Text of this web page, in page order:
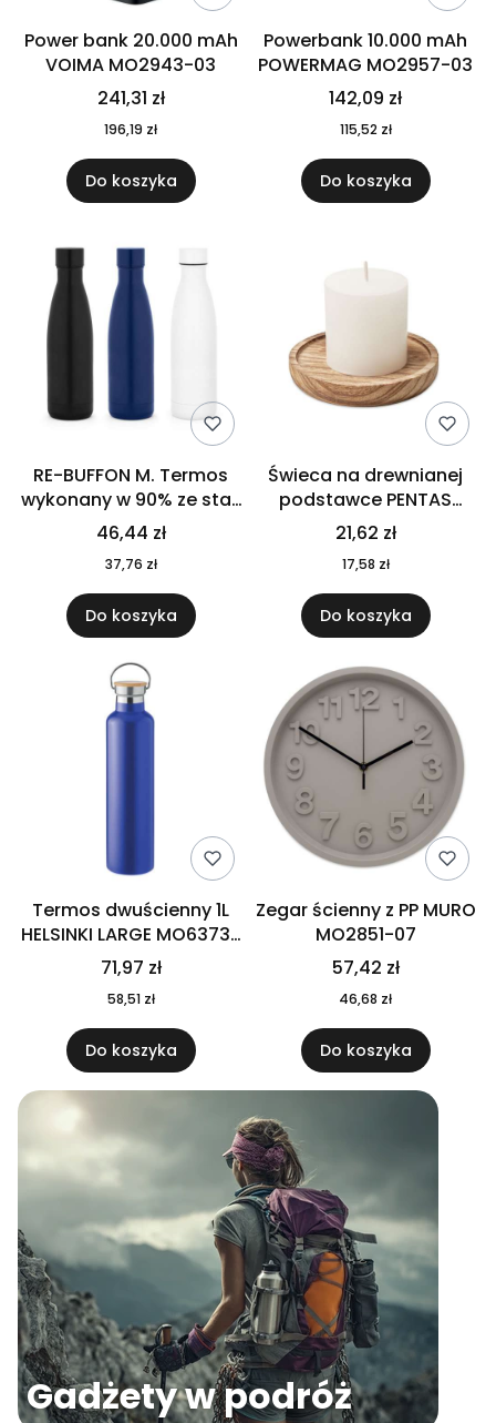
Power bank 20.000 mAh
VOIMA MO2943-03
241,31 zł
196,19 zł
Do koszyka
Powerbank 10.000 mAh
POWERMAG MO2957-03
142,09 zł
115,52 zł
Do koszyka
RE-BUFFON M. Termos
wykonany w 90% ze stali
nierdzewnej
pochodzącej z
recyklingu 520 ml 94294
46,44 zł
37,76 zł
Do koszyka
Świeca na drewnianej
podstawce PENTAS
MO6282-40
21,62 zł
17,58 zł
Do koszyka
Termos dwuścienny 1L
HELSINKI LARGE MO6373-
04
71,97 zł
58,51 zł
Do koszyka
Zegar ścienny z PP MURO
MO2851-07
57,42 zł
46,68 zł
Do koszyka
Gadżety w podróż